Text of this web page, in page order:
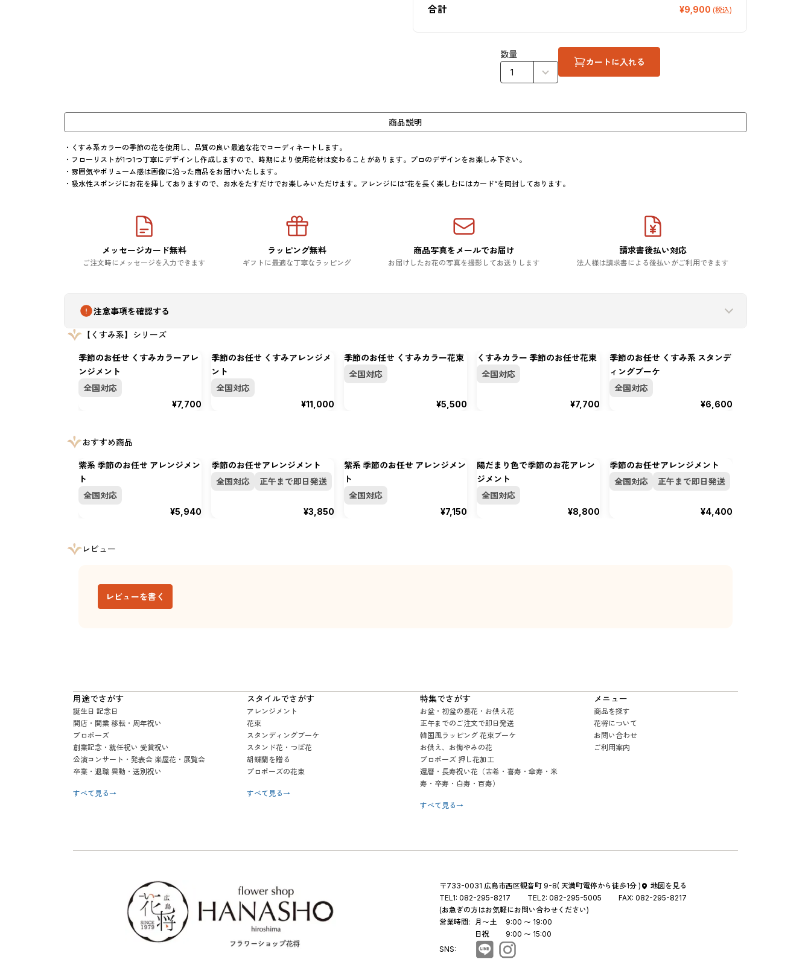
合計 ¥9,900 (税込)
数量
カートに入れる
商品説明
・くすみ系カラーの季節の花を使用し、品質の良い最適な花でコーディネートします。
・フローリストが1つ1つ丁寧にデザインし作成しますので、時期により使用花材は変わることがあります。プロのデザインをお楽しみ下さい。
・雰囲気やボリューム感は画像に沿った商品をお届けいたします。
・吸水性スポンジにお花を挿しておりますので、お水をたすだけでお楽しみいただけます。アレンジには“花を長く楽しむにはカード“を同封しております。
メッセージカード無料
ご注文時にメッセージを入力できます
ラッピング無料
ギフトに最適な丁寧なラッピング
商品写真をメールでお届け
お届けしたお花の写真を撮影してお送りします
請求書後払い対応
法人様は請求書による後払いがご利用できます
注意事項を確認する
【くすみ系】シリーズ
季節のお任せ くすみカラーアレ
ンジメント
全国対応
¥7,700
季節のお任せ くすみアレンジメ
ント
全国対応
¥11,000
季節のお任せ くすみカラー花束
全国対応
¥5,500
くすみカラー 季節のお任せ花束
全国対応
¥7,700
季節のお任せ くすみ系 スタンデ
ィングブーケ
全国対応
¥6,600
おすすめ商品
紫系 季節のお任せ アレンジメン
ト
全国対応
¥5,940
季節のお任せアレンジメント
全国対応
正午まで即日発送
¥3,850
紫系 季節のお任せ アレンジメン
ト
全国対応
¥7,150
陽だまり色で季節のお花アレン
ジメント
全国対応
¥8,800
季節のお任せアレンジメント
全国対応
正午まで即日発送
¥4,400
レビュー
レビューを書く
用途でさがす
誕生日 記念日
開店・開業 移転・周年祝い
プロポーズ
創業記念・就任祝い 受賞祝い
公演コンサート・発表会 楽屋花・展覧会
卒業・退職 異動・送別祝い
すべて見る →
スタイルでさがす
アレンジメント
花束
スタンディングブーケ
スタンド花・つぼ花
胡蝶蘭を贈る
プロポーズの花束
すべて見る →
特集でさがす
お盆・初盆の墓花・お供え花
正午までのご注文で即日発送
韓国風ラッピング 花束ブーケ
お供え、お悔やみの花
プロポーズ 押し花加工
還暦・長寿祝い花（古希・喜寿・傘寿・米
寿・卒寿・白寿・百寿）
すべて見る →
メニュー
商品を探す
花将について
お問い合わせ
ご利用案内
〒733-0031 広島市西区観音町 9-8( 天満町電停から徒歩1分 )
地図を見る
TEL1: 082-295-8217 TEL2: 082-295-5005 FAX: 082-295-8217
(お急ぎの方はお気軽にお問い合わせください)
営業時間:
月〜土
9:00 〜 19:00
日祝
9:00 〜 15:00
SNS: